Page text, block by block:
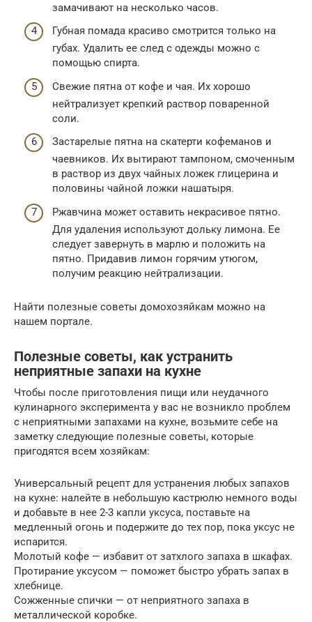
замачивают на несколько часов.
Губная помада красиво смотрится только на
губах. Удалить ее след с одежды можно с
помощью спирта.
Свежие пятна от кофе и чая. Их хорошо
нейтрализует крепкий раствор поваренной
соли.
Застарелые пятна на скатерти кофеманов и
чаевников. Их вытирают тампоном, смоченным
в раствор из двух чайных ложек глицерина и
половины чайной ложки нашатыря.
Ржавчина может оставить некрасивое пятно.
Для удаления используют дольку лимона. Ее
следует завернуть в марлю и положить на
пятно. Придавив лимон горячим утюгом,
получим реакцию нейтрализации.
Найти полезные советы домохозяйкам можно на
нашем портале.
Полезные советы, как устранить
неприятные запахи на кухне
Чтобы после приготовления пищи или неудачного
кулинарного эксперимента у вас не возникло проблем
с неприятными запахами на кухне, возьмите себе на
заметку следующие полезные советы, которые
пригодятся всем хозяйкам:
Универсальный рецепт для устранения любых запахов
на кухне: налейте в небольшую кастрюлю немного воды
и добавьте в нее 2-3 капли уксуса, поставьте на
медленный огонь и подержите до тех пор, пока уксус не
испарится.
Молотый кофе — избавит от затхлого запаха в шкафах.
Протирание уксусом — поможет быстро убрать запах в
хлебнице.
Сожженные спички — от неприятного запаха в
металлической коробке.